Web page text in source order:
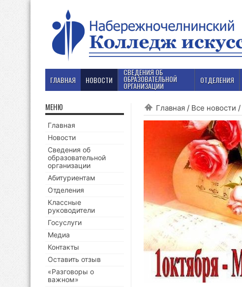
ГЛАВНАЯ НОВОСТИ
СВЕДЕНИЯ ОБ
ОБРАЗОВАТЕЛЬНОЙ
ОРГАНИЗАЦИИ
ОТДЕЛЕНИЯ
Главная / Все новости /
МЕНЮ
Главная
Новости
Сведения об
образовательной
организации
Абитуриентам
Отделения
Классные
руководители
Госуслуги
Медиа
Контакты
Оставить отзыв
«Разговоры о
важном»